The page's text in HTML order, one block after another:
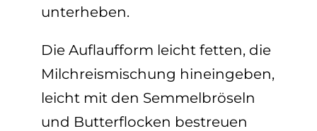
unterheben.
Die Auflaufform leicht fetten, die
Milchreismischung hineingeben,
leicht mit den Semmelbröseln
und Butterflocken bestreuen